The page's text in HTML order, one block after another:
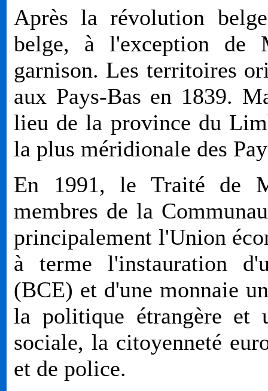
Après la révolution
belge, à l'exception de
garnison. Les territoires
aux Pays-Bas en 1839.
lieu de la province du
la plus méridionale des
En 1991, le Traité de
membres de la
principalement l'Union
à terme l'instauration
(BCE) et d'une monnaie
la politique étrangère et
sociale, la citoyenneté
et de police.